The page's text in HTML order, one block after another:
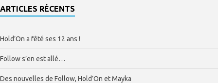
ARTICLES RÉCENTS
Hold’On a fêté ses 12 ans !
Follow s’en est allé…
Des nouvelles de Follow, Hold’On et Mayka